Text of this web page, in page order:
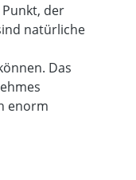
der
natürliche
Das
enorm